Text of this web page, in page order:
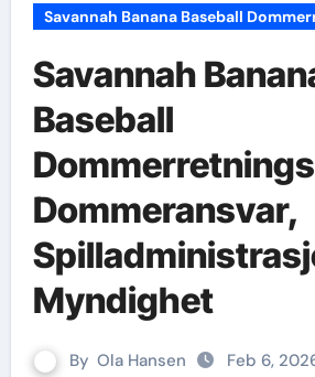
Savannah Banana Baseball
Savannah
Baseball
Dommeransvar,
Myndighet
By Ola Hansen Feb 6,